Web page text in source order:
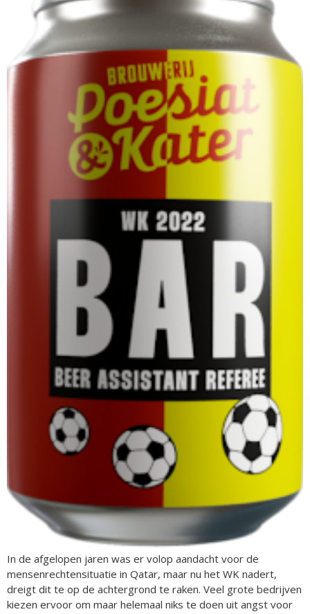
In de afgelopen jaren was er volop aandacht voor de
mensenrechtensituatie in Qatar, maar nu het WK nadert,
dreigt dit te op de achtergrond te raken. Veel grote bedrijven
kiezen ervoor om maar helemaal niks te doen uit angst voor